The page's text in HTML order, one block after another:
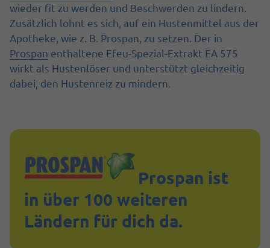
wieder fit zu werden und Beschwerden zu lindern.
Zusätzlich lohnt es sich, auf ein Hustenmittel aus der
Apotheke, wie z. B. Prospan, zu setzen. Der in
Prospan enthaltene Efeu-Spezial-Extrakt EA 575
wirkt als Hustenlöser und unterstützt gleichzeitig
dabei, den Hustenreiz zu mindern.
Prospan ist
in über 100 weiteren
Ländern für dich da.